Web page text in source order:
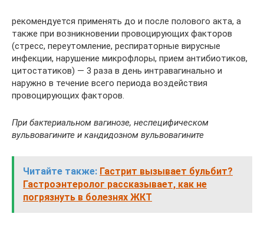
рекомендуется применять до и после полового акта, а
также при возникновении провоцирующих факторов
(стресс, переутомление, респираторные вирусные
инфекции, нарушение микрофлоры, прием антибиотиков,
цитостатиков) — 3 раза в день интравагинально и
наружно в течение всего периода воздействия
провоцирующих факторов.
При бактериальном вагинозе, неспецифическом
вульвовагините и кандидозном вульвовагините
Читайте также: Гастрит вызывает бульбит?
Гастроэнтеролог рассказывает, как не
погрязнуть в болезнях ЖКТ